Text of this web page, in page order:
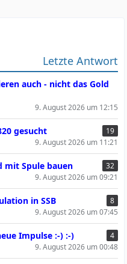
Letzte Antwort
auch - nicht das Gold
9. August 2026 um 12:15
gesucht
19
9. August 2026 um 11:21
mit Spule bauen
32
9. August 2026 um 09:21
in SSB
8
9. August 2026 um 07:45
Impulse :-) :-)
4
9. August 2026 um 00:48